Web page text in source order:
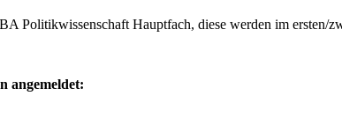
Politikwissenschaft Hauptfach, diese werden im ersten/
angemeldet: